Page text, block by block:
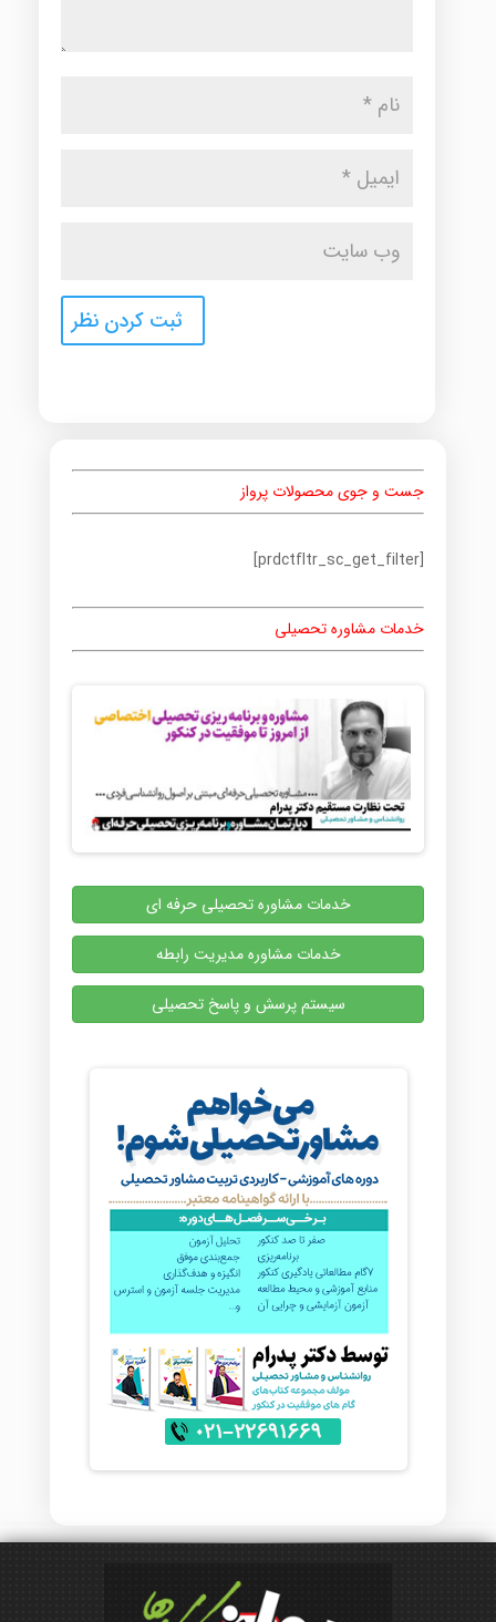
جست و جوی محصولات پرواز
[prdctfltr_sc_get_filter]
خدمات مشاوره تحصیلی
خدمات مشاوره تحصیلی حرفه ای
خدمات مشاوره مدیریت رابطه
سیستم پرسش و پاسخ تحصیلی